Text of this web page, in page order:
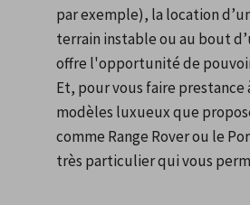
par exemple), la location
terrain instable ou au bout
offre l'opportunité de
Et, pour vous faire
modèles luxueux que
comme Range Rover ou le
très particulier qui vous